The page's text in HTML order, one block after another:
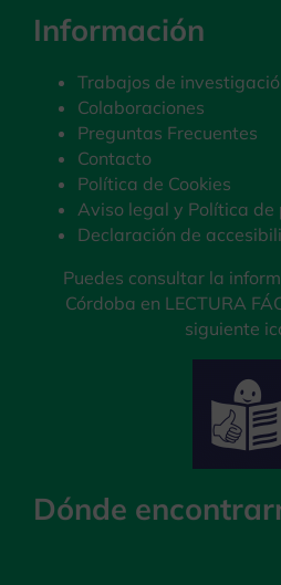
Información
Trabajos de
Colaboraciones
Preguntas Frecuentes
Contacto
Política de Cookies
Aviso legal y Política
Declaración de
Puedes consultar la
Córdoba en LECTURA
siguiente
Dónde